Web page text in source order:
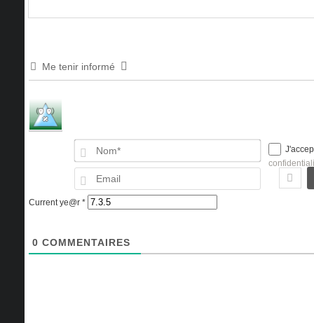
Me tenir informé
Nom*
Current ye@r *
0 COMMENTAIRES